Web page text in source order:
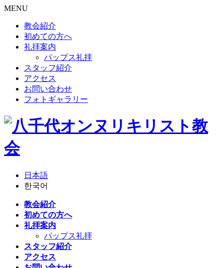
MENU
教会紹介
初めての方へ
礼拝案内
パップス礼拝
スタッフ紹介
アクセス
お問い合わせ
フォトギャラリー
日本語
한국어
教会紹介
初めての方へ
礼拝案内
パップス礼拝
スタッフ紹介
アクセス